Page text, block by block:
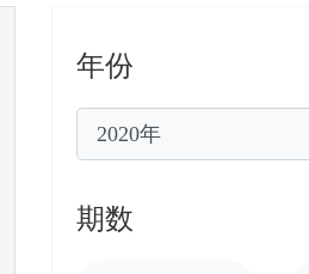
年份
期数